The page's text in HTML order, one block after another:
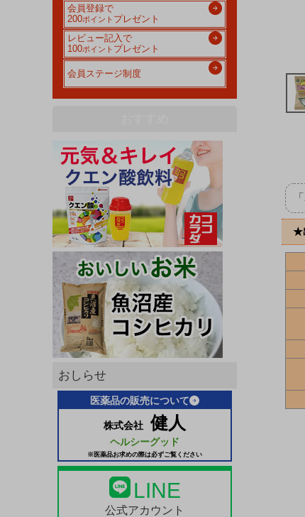
会員登録で
200ポイント プレゼント
レビュー記入で
100ポイント プレゼント
会員ステージ制度
おしらせ
医薬品の販売について
株式会社 健人
ヘルシーグッド
※医薬品お求めの際は必ずご覧ください
LINE
公式アカウント
★